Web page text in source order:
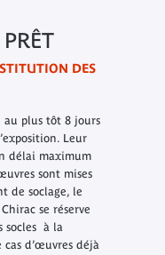
DES
au plus tôt 8 jours
Leur
délai maximum
sont mises
de soclage, le
se réserve
socles à la
cas d’œuvres déjà